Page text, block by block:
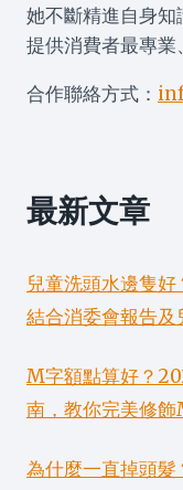
她不斷精進自身
提供消費者最專業
合作聯絡方式：
最新文章
兒童洗頭水邊隻
結合消委會報告
M字額點算好？
南，教你完美修飾
為什麼一直掉頭